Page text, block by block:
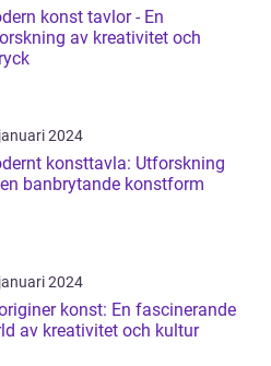
konst tavlor - En
av kreativitet och
2024
konsttavla: Utforskning
banbrytande konstform
2024
konst: En fascinerande
av kreativitet och kultur